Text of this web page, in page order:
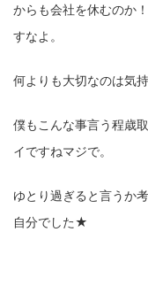
からも会社を休むのか
すなよ。
何よりも大切なのは気
僕もこんな事言う程歳
イですねマジで。
ゆとり過ぎると言うか
自分でした★